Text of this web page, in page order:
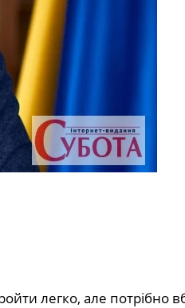
легко, але потрібно